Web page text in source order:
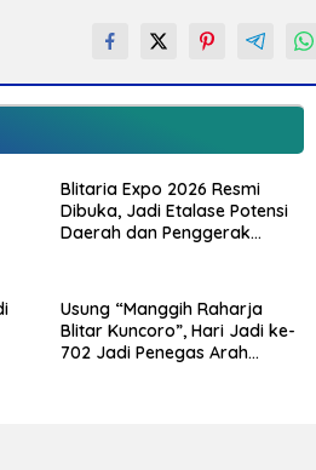
Blitaria Expo 2026 Resmi
Dibuka, Jadi Etalase Potensi
Daerah dan Penggerak
Usung “Manggih Raharja
Blitar Kuncoro”, Hari Jadi ke-
702 Jadi Penegas Arah